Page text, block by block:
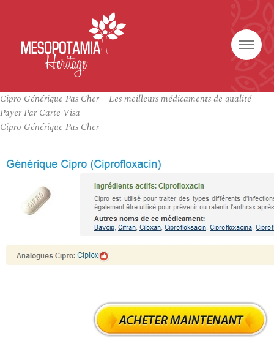
Cipro Générique Pas Cher – Les meilleurs médicaments de qualité –
Payer Par Carte Visa
Cipro Générique Pas Cher